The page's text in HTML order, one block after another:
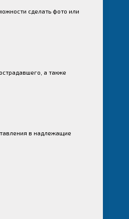
сделать фото или
а также
в надлежащие